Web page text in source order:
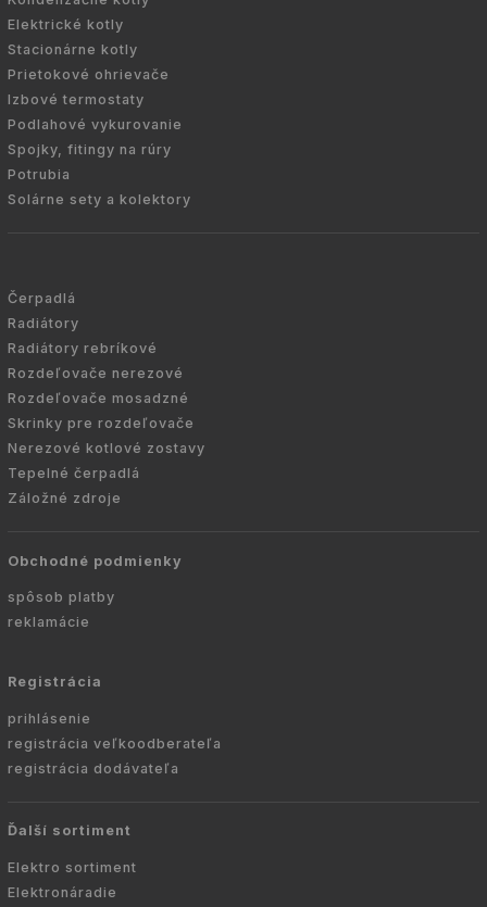
Elektrické kotly
Stacionárne kotly
Prietokové ohrievače
Izbové termostaty
Podlahové vykurovanie
Spojky, fitingy na rúry
Potrubia
Solárne sety a kolektory
Čerpadlá
Radiátory
Radiátory rebríkové
Rozdeľovače nerezové
Rozdeľovače mosadzné
Skrinky pre rozdeľovače
Nerezové kotlové zostavy
Tepelné čerpadlá
Záložné zdroje
Obchodné podmienky
spôsob platby
reklamácie
Registrácia
prihlásenie
registrácia veľkoodberateľa
registrácia dodávateľa
Ďalší sortiment
Elektro sortiment
Elektronáradie